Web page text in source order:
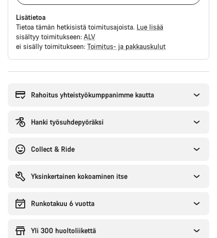
Lisätietoa
Tietoa tämän hetkisistä toimitusajoista. Lue lisää
sisältyy toimitukseen: ALV
ei sisälly toimitukseen: Toimitus- ja pakkauskulut
Rahoitus yhteistyökumppanimme kautta
Hanki työsuhdepyöräksi
Collect & Ride
Yksinkertainen kokoaminen itse
Runkotakuu 6 vuotta
Yli 300 huoltoliikettä